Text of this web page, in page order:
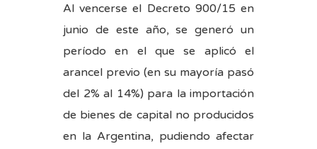
Al vencerse el Decreto 900/15 en
junio de este año, se generó un
período en el que se aplicó el
arancel previo (en su mayoría pasó
del 2% al 14%) para la importación
de bienes de capital no producidos
en la Argentina, pudiendo afectar